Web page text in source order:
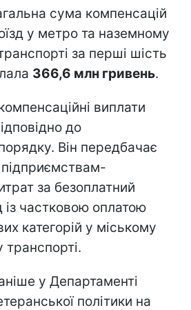
сума компенсацій
у метро та наземному
за перші шість
366,6 млн гривень.
виплати
до
Він передбачає
за безоплатний
із частковою оплатою
категорій у міському
у Департаменті
політики на